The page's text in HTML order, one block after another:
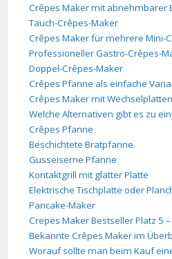
Crêpes Maker mit abnehmbarer
Tauch-Crêpes-Maker
Crêpes Maker für mehrere Mini-
Professioneller Gastro-Crêpes-
Doppel-Crêpes-Maker
Crêpes Pfanne als einfache
Crêpes Maker mit Wechselplatten
Welche Alternativen gibt es zu
Crêpes Pfanne
Beschichtete Bratpfanne
Gusseiserne Pfanne
Kontaktgrill mit glatter Platte
Elektrische Tischplatte oder
Pancake-Maker
Crepes Maker Bestseller Platz 5
Bekannte Crêpes Maker im
Worauf sollte man beim Kauf